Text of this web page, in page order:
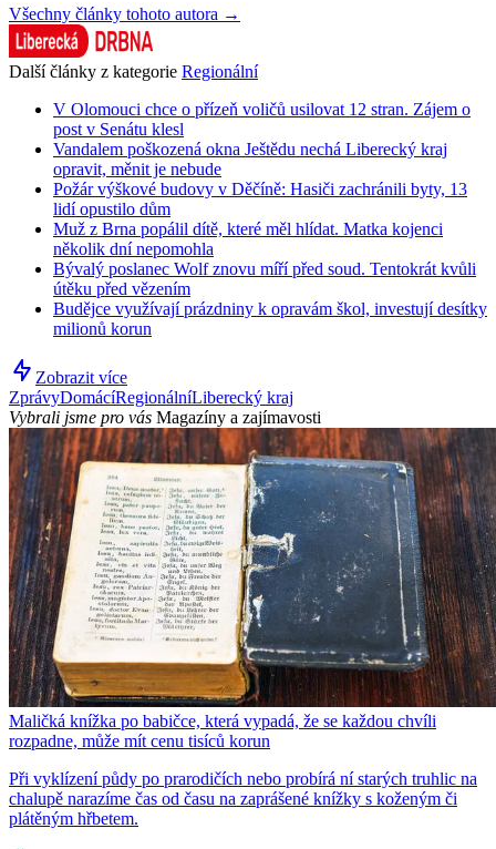
Všechny články tohoto autora →
Další články z kategorie Regionální
V Olomouci chce o přízeň voličů usilovat 12 stran. Zájem o
post v Senátu klesl
Vandalem poškozená okna Ještědu nechá Liberecký kraj
opravit, měnit je nebude
Požár výškové budovy v Děčíně: Hasiči zachránili byty, 13
lidí opustilo dům
Muž z Brna popálil dítě, které měl hlídat. Matka kojenci
několik dní nepomohla
Bývalý poslanec Wolf znovu míří před soud. Tentokrát kvůli
útěku před vězením
Budějce využívají prázdniny k opravám škol, investují desítky
milionů korun
Zobrazit více
ZprávyDomácíRegionálníLiberecký kraj
Vybrali jsme pro vás Magazíny a zajímavosti
Maličká knížka po babičce, která vypadá, že se každou chvíli
rozpadne, může mít cenu tisíců korun
Při vyklízení půdy po prarodičích nebo probírá ní starých truhlic na
chalupě narazíme čas od času na zaprášené knížky s koženým či
plátěným hřbetem.